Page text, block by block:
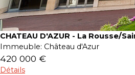
CHATEAU D'AZUR - La Rousse/
Immeuble: Château d'Azur
420 000 €
Détails